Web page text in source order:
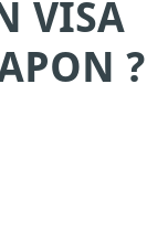
VISA
?